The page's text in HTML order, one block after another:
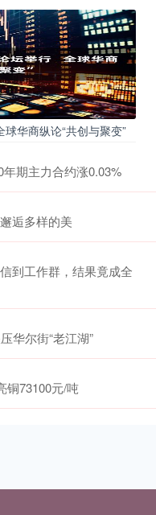
华商纵论“共创与聚变”
期主力合约涨0.03%
逅多样的美
到工作群，结果竟成全
华尔街“老江湖”
铜73100元/吨